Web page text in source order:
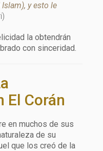
y esto le
la obtendrán
con sinceridad.
El Corán
en muchos de sus
de su
que los creó de la